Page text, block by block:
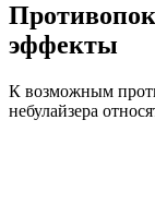
эффекты
К возможным
небулайзера